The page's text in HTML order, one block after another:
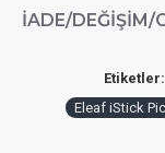
İADE/DEĞIŞIM/
Etiketler:
Eleaf iStick